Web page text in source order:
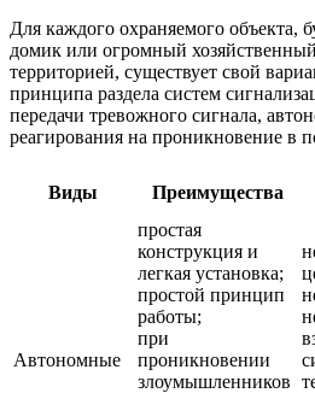
Для каждого охраняемого объекта,
домик или огромный
территорией, существует свой
принципа раздела систем
передачи тревожного сигнала,
реагирования на проникновение в
Виды Преимущества
Автономные
простая
конструкция и
легкая установка;
простой принцип
работы;
при
проникновении
злоумышленников